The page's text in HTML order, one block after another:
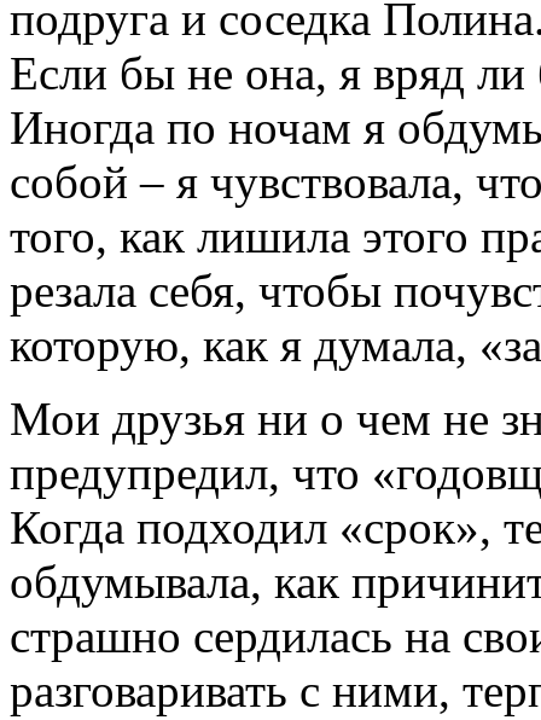
подруга и соседка
Если бы не она, я вряд ли
Иногда по ночам я
собой – я чувствовала,
того, как лишила этого
резала себя, чтобы
которую, как я думала,
Мои друзья ни о чем не
предупредил, что
Когда подходил «срок»,
обдумывала, как
страшно сердилась на
разговаривать с ними,